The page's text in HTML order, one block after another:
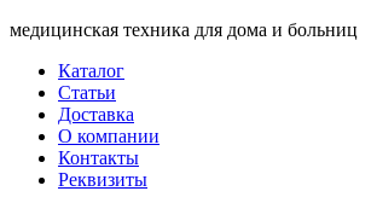
медицинская техника для дома и больниц
Каталог
Статьи
Доставка
О компании
Контакты
Реквизиты